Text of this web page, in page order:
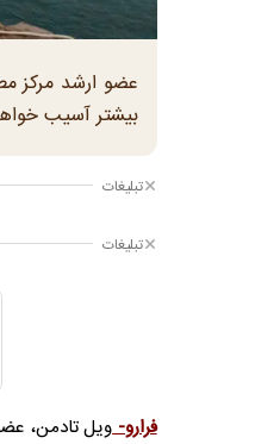
عضو ارشد مرکز
بیشتر آسیب
تبلیغات
تبلیغات
فرارو-ویل تادمن،